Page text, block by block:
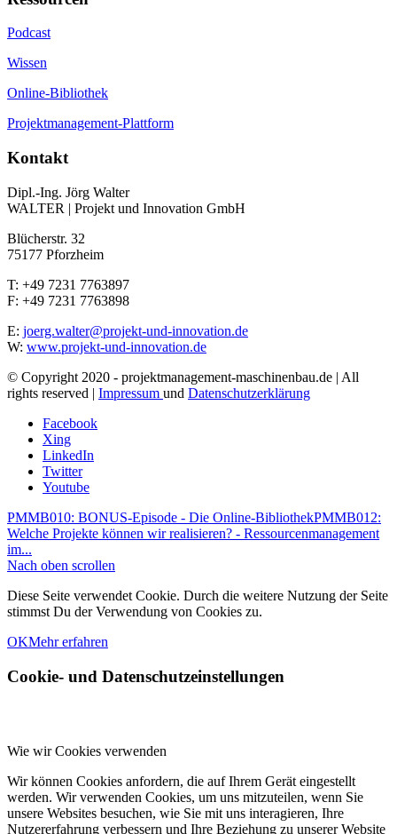
Podcast
Wissen
Online-Bibliothek
Projektmanagement-Plattform
Kontakt
Dipl.-Ing. Jörg Walter
WALTER | Projekt und Innovation GmbH
Blücherstr. 32
75177 Pforzheim
T: +49 7231 7763897
F: +49 7231 7763898
E: joerg.walter@projekt-und-innovation.de
W: www.projekt-und-innovation.de
© Copyright 2020 - projektmanagement-maschinenbau.de | All
rights reserved | Impressum und Datenschutzerklärung
Facebook
Xing
LinkedIn
Twitter
Youtube
PMMB010: BONUS-Episode - Die Online-BibliothekPMMB012:
Welche Projekte können wir realisieren? - Ressourcenmanagement
im...
Nach oben scrollen
Diese Seite verwendet Cookie. Durch die weitere Nutzung der Seite
stimmst Du der Verwendung von Cookies zu.
OKMehr erfahren
Cookie- und Datenschutzeinstellungen
Wie wir Cookies verwenden
Wir können Cookies anfordern, die auf Ihrem Gerät eingestellt
werden. Wir verwenden Cookies, um uns mitzuteilen, wenn Sie
unsere Websites besuchen, wie Sie mit uns interagieren, Ihre
Nutzererfahrung verbessern und Ihre Beziehung zu unserer Website